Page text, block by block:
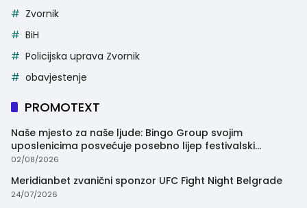
Zvornik
BiH
Policijska uprava Zvornik
obavjestenje
PROMOTEXT
Naše mjesto za naše ljude: Bingo Group svojim
uposlenicima posvećuje posebno lijep festivalski
trenutak
02/08/2026
Meridianbet zvanični sponzor UFC Fight Night Belgrade
24/07/2026